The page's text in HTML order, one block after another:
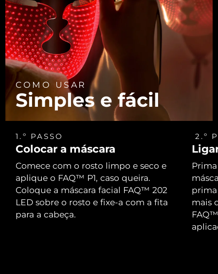
COMO USAR
Simples e fácil
1.º PASSO
Colocar a máscara
Comece com o rosto limpo e seco e
aplique o FAQ™ P1, caso queira.
Coloque a máscara facial FAQ™ 202
LED sobre o rosto e fixe-a com a fita
para a cabeça.
2.º
mais